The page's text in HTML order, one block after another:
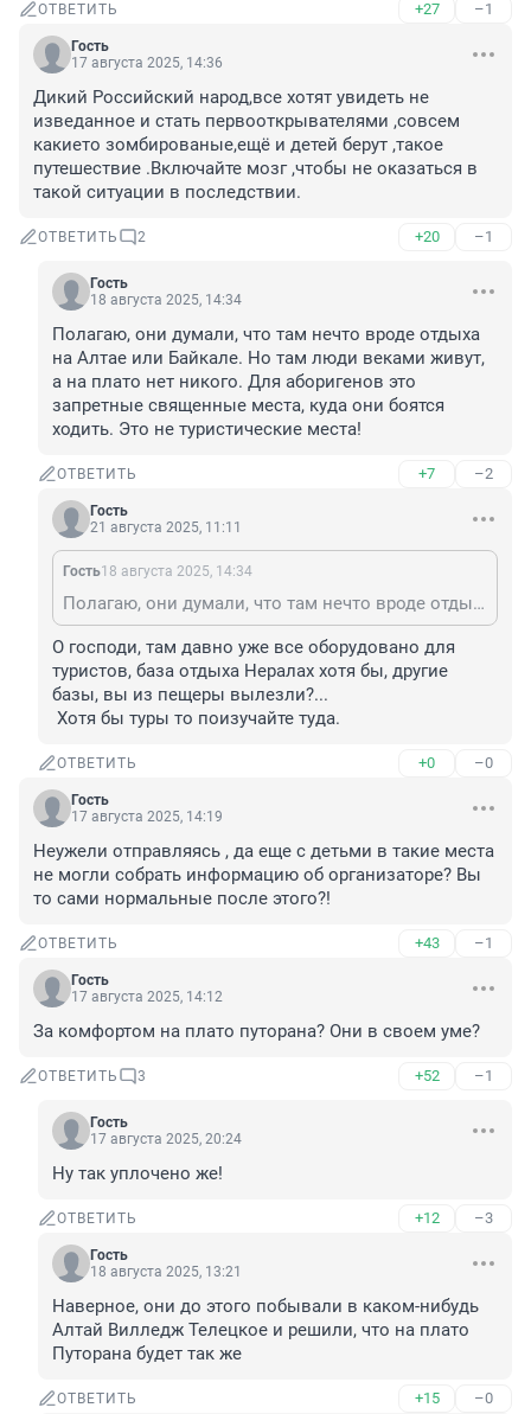
ОТВЕТИТЬ +27 –1
Гость
17 августа 2025, 14:36
Дикий Российский народ,все хотят увидеть не
изведанное и стать первооткрывателями ,совсем
какието зомбированые,ещё и детей берут ,такое
путешествие .Включайте мозг ,чтобы не оказаться в
такой ситуации в последствии.
ОТВЕТИТЬ 2 +20 –1
Гость
18 августа 2025, 14:34
Полагаю, они думали, что там нечто вроде отдыха
на Алтае или Байкале. Но там люди веками живут,
а на плато нет никого. Для аборигенов это
запретные священные места, куда они боятся
ходить. Это не туристические места!
ОТВЕТИТЬ +7 –2
Гость
21 августа 2025, 11:11
Гость18 августа 2025, 14:34
Полагаю, они думали, что там нечто вроде отдыха на Алтае или Байкале. Но там люди веками живут, а на плато нет никого. Для аборигенов это запретные священные места, куда они боятся ходить. Это не туристические места!
О господи, там давно уже все оборудовано для
туристов, база отдыха Нералах хотя бы, другие
базы, вы из пещеры вылезли?...
Хотя бы туры то поизучайте туда.
ОТВЕТИТЬ +0 –0
Гость
17 августа 2025, 14:19
Неужели отправляясь , да еще с детьми в такие места
не могли собрать информацию об организаторе? Вы
то сами нормальные после этого?!
ОТВЕТИТЬ +43 –1
Гость
17 августа 2025, 14:12
За комфортом на плато путорана? Они в своем уме?
ОТВЕТИТЬ 3 +52 –1
Гость
17 августа 2025, 20:24
Ну так уплочено же!
ОТВЕТИТЬ +12 –3
Гость
18 августа 2025, 13:21
Наверное, они до этого побывали в каком-нибудь
Алтай Вилледж Телецкое и решили, что на плато
Путорана будет так же
ОТВЕТИТЬ +15 –0